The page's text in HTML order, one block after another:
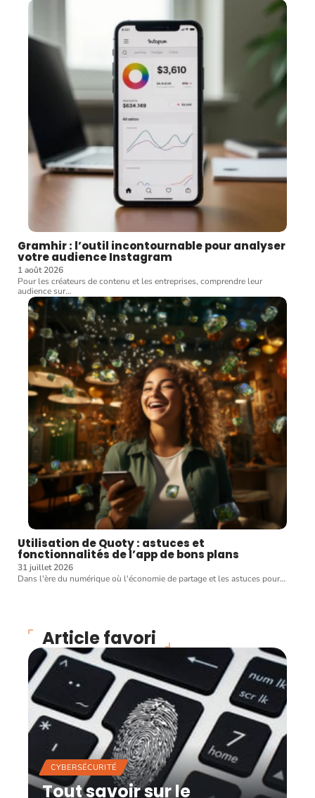
Gramhir : l’outil incontournable pour analyser
votre audience Instagram
1 août 2026
Pour les créateurs de contenu et les entreprises, comprendre leur
audience sur…
Utilisation de Quoty : astuces et
fonctionnalités de l’app de bons plans
31 juillet 2026
Dans l'ère du numérique où l'économie de partage et les astuces pour…
Article favori
CYBERSÉCURITÉ
Tout savoir sur le